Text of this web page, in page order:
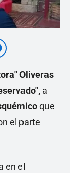
Oliveras
a
que
el parte
en el